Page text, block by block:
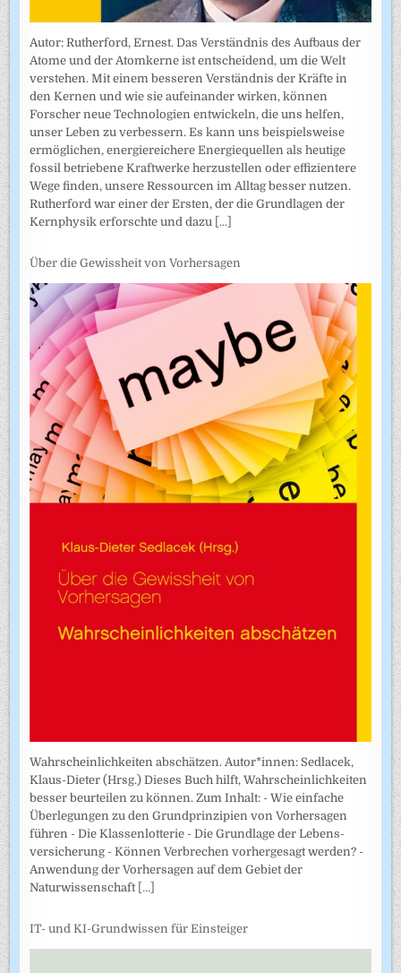
Autor: Rutherford, Ernest. Das Verständnis des Aufbaus der
Atome und der Atomkerne ist entscheidend, um die Welt
verstehen. Mit einem besseren Verständnis der Kräfte in
den Kernen und wie sie aufeinander wirken, können
Forscher neue Technologien entwickeln, die uns helfen,
unser Leben zu verbessern. Es kann uns beispielsweise
ermöglichen, energiereichere Energiequellen als heutige
fossil betriebene Kraftwerke herzustellen oder effizientere
Wege finden, unsere Ressourcen im Alltag besser nutzen.
Rutherford war einer der Ersten, der die Grundlagen der
Kernphysik erforschte und dazu [...]
Über die Gewissheit von Vorhersagen
Wahrscheinlichkeiten abschätzen. Autor*innen: Sedlacek,
Klaus-Dieter (Hrsg.) Dieses Buch hilft, Wahrscheinlichkeiten
besser beurteilen zu können. Zum Inhalt: - Wie einfache
Überlegungen zu den Grundprinzipien von Vorhersagen
führen - Die Klassenlotterie - Die Grundlage der Lebens­
versicherung - Können Verbrechen vorhergesagt werden? -
Anwendung der Vorhersagen auf dem Gebiet der
Naturwissenschaft [...]
IT- und KI-Grundwissen für Einsteiger